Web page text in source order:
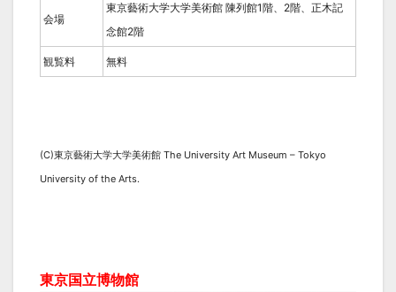
会場
東京藝術大学大学美術館 陳列館1階、2階、正木記
念館2階
観覧料 無料
(C)東京藝術大学大学美術館 The University Art Museum – Tokyo
University of the Arts.
東京国立博物館